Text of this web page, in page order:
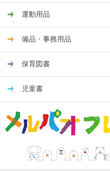
運動用品
備品・事務用品
保育図書
児童書